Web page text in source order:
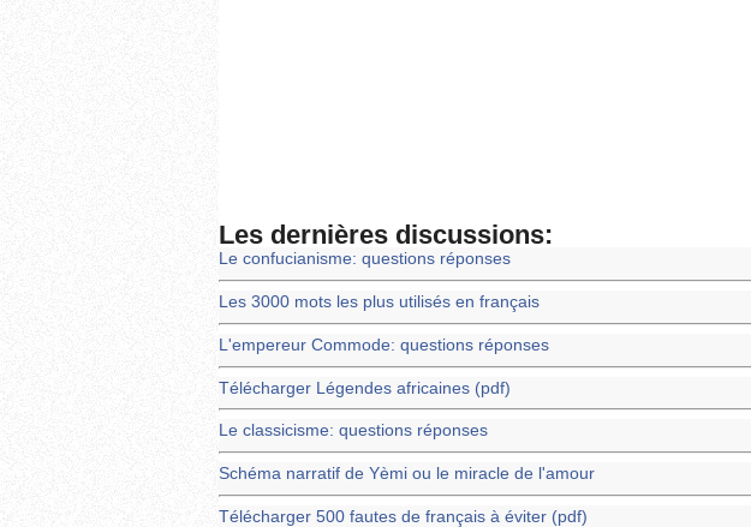
Les dernières discussions:
Le confucianisme: questions réponses
Les 3000 mots les plus utilisés en français
L'empereur Commode: questions réponses
Télécharger Légendes africaines (pdf)
Le classicisme: questions réponses
Schéma narratif de Yèmi ou le miracle de l'amour
Télécharger 500 fautes de français à éviter (pdf)